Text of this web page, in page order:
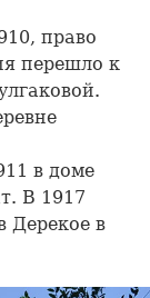
право
перешло к
в доме
В 1917
Дерекое в